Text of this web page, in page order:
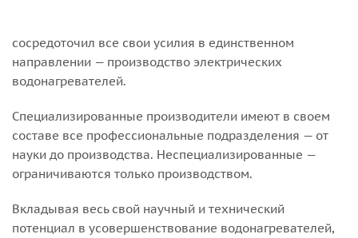
сосредоточил все свои усилия в единственном
направлении — производство электрических
водонагревателей.
Специализированные производители имеют в своем
составе все профессиональные подразделения — от
науки до производства. Неспециализированные —
ограничиваются только производством.
Вкладывая весь свой научный и технический
потенциал в усовершенствование водонагревателей,